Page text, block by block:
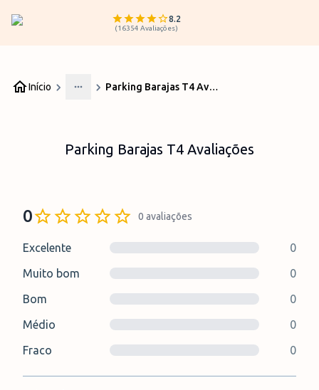
8.2
(16354 Avaliações)
Início
More
Parking Barajas T4 Avaliações
Parking Barajas T4 Avaliações
0 0 avaliações
Excelente
0
Muito bom
0
Bom
0
Médio
0
Fraco
0